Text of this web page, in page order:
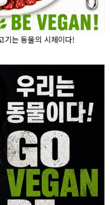
는 동물의 시체이다!